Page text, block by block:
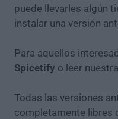
puede llevarles algún
instalar una versión
Para aquellos
Spicetify o leer
Todas las versiones
completamente libres